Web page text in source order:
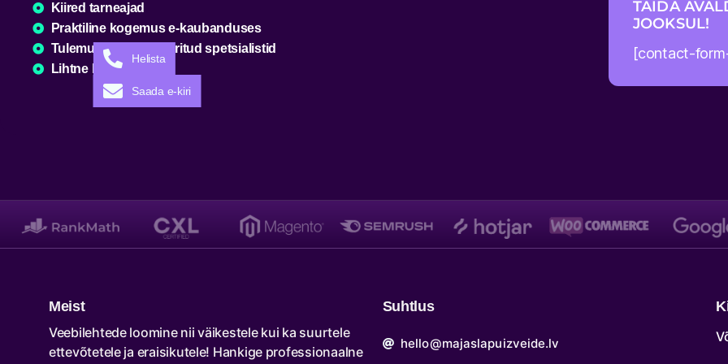
Kiired tarneajad
Praktiline kogemus e-kaubanduses
Tulemustele orienteeritud spetsialistid
Lihtne koostöö
TÄIDA
JOOKSUL!
[contact-
Meist
Veebilehtede loomine nii väikestele kui ka suurtele
ettevõtetele ja eraisikutele! Hankige professionaalne
Suhtlus
hello@majaslapuizveide.lv
Helista
Saada e-kiri